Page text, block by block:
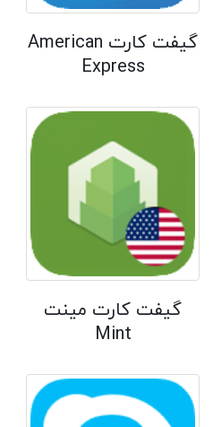
گیفت کارت American
Express
گیفت کارت مینت
Mint